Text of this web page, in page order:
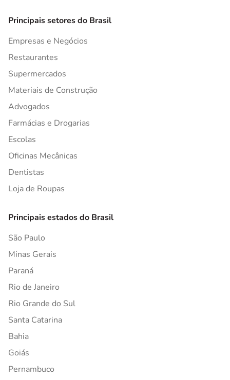
Principais setores do Brasil
Empresas e Negócios
Restaurantes
Supermercados
Materiais de Construção
Advogados
Farmácias e Drogarias
Escolas
Oficinas Mecânicas
Dentistas
Loja de Roupas
Principais estados do Brasil
São Paulo
Minas Gerais
Paraná
Rio de Janeiro
Rio Grande do Sul
Santa Catarina
Bahia
Goiás
Pernambuco